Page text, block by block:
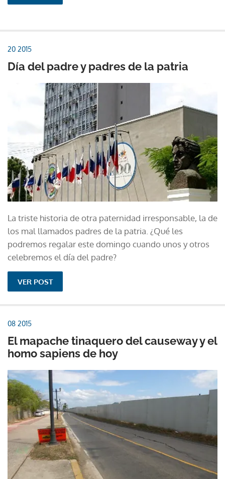
20 2015
Día del padre y padres de la patria
La triste historia de otra paternidad irresponsable, la de
los mal llamados padres de la patria. ¿Qué les
podremos regalar este domingo cuando unos y otros
celebremos el día del padre?
VER POST
08 2015
El mapache tinaquero del causeway y el
homo sapiens de hoy